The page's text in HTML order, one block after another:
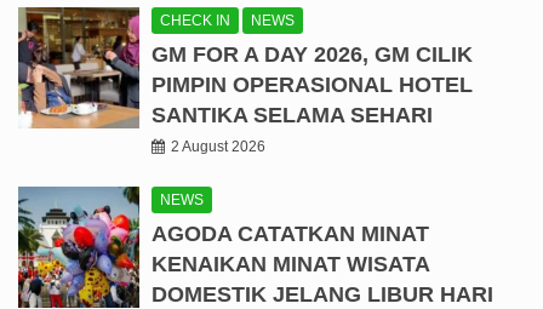
CHECK IN NEWS
GM FOR A DAY 2026, GM CILIK
PIMPIN OPERASIONAL HOTEL
SANTIKA SELAMA SEHARI
2 August 2026
NEWS
AGODA CATATKAN MINAT
KENAIKAN MINAT WISATA
DOMESTIK JELANG LIBUR HARI